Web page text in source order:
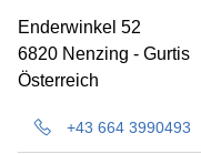
Enderwinkel 52
6820 Nenzing - Gurtis
Österreich
+43 664 3990493